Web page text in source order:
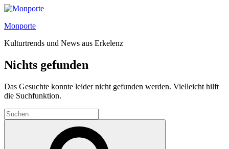
Zum
springen
Monporte
Kulturtrends und News aus Erkelenz
Nichts gefunden
Das Gesuchte konnte leider nicht gefunden werden. Vielleicht hilft
die Suchfunktion.
Suchen
nach: